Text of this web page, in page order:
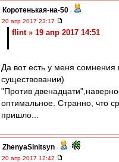
Коротенькая-на-50 -
20 апр 2017 23:17
flint » 19 апр 2017 14:51
Да вот есть у меня сомнения
существовании)
"Против
оптимальное. Странно, что
пришло...
ZhenyaSinitsyn -
20 апр 2017 12:42